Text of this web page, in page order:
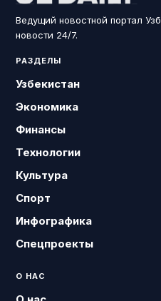
Ведущий новостной портал
новости 24/7.
РАЗДЕЛЫ
Узбекистан
Экономика
Финансы
Технологии
Культура
Спорт
Инфографика
Спецпроекты
О НАС